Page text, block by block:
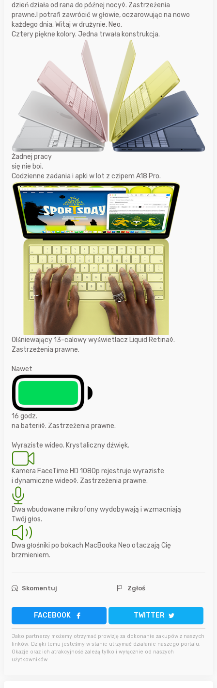
dzień działa od rana do późnej nocy◊. Zastrzeżenia
prawne.I potrafi zawrócić w głowie, oczarowując na nowo
każdego dnia. Witaj w drużynie, Neo.
Cztery piękne kolory. Jedna trwała konstrukcja.
Żadnej pracy
się nie boi.
Codzienne zadania i apki w lot z czipem A18 Pro.
Olśniewający 13-calowy wyświetlacz Liquid Retina◊.
Zastrzeżenia prawne.
Nawet
16 godz.
na baterii◊. Zastrzeżenia prawne.
Wyraziste wideo. Krystaliczny dźwięk.
Kamera FaceTime HD 1080p rejestruje wyraziste
i dynamiczne wideo◊. Zastrzeżenia prawne.
Dwa wbudowane mikrofony wydobywają i wzmacniają
Twój głos.
Dwa głośniki po bokach MacBooka Neo otaczają Cię
brzmieniem.
Skomentuj Zgłoś
FACEBOOK TWITTER
Jako partnerzy możemy otrzymać prowizję za dokonanie zakupów z naszych
linków. Dzięki temu jesteśmy w stanie utrzymać działanie naszego portalu.
Okazje oraz ich atrakcyjność zależą tylko i wyłącznie od naszych
użytkowników.